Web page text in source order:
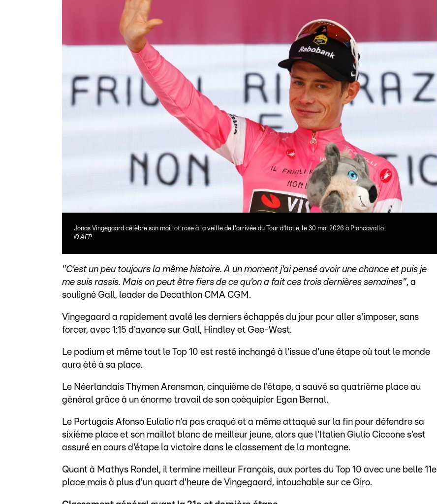
Jonas Vingegaard célèbre son maillot rose à la veille de l'arrivée du Tour d'Italie, le 30 mai 2026 à Piancavallo
©AFP
"C'est un peu toujours la même histoire. A un moment j'ai pensé avoir une chance et puis je
me suis rassis. Mais on peut être fiers de ce qu'on a fait ces trois dernières semaines", a
souligné Gall, leader de Decathlon CMA CGM.
Vingegaard a rapidement avalé les derniers échappés du jour pour aller s'imposer, sans
forcer, avec 1:15 d'avance sur Gall, Hindley et Gee-West.
Le podium et même tout le Top 10 est resté inchangé à l'issue d'une étape où tout le monde
aura été à sa place.
Le Néerlandais Thymen Arensman, cinquième de l'étape, a sauvé sa quatrième place au
général grâce à un énorme travail de son coéquipier Egan Bernal.
Le Portugais Afonso Eulalio n'a pas craqué et a même attaqué sur la fin pour défendre sa
sixième place et son maillot blanc de meilleur jeune, alors que l'Italien Giulio Ciccone s'est
assuré en cours d'étape la victoire dans le classement de la montagne.
Quant à Mathys Rondel, il termine meilleur Français, aux portes du Top 10 avec une belle 11e
place mais à plus d'un quart d'heure de Vingegaard, intouchable sur ce Giro.